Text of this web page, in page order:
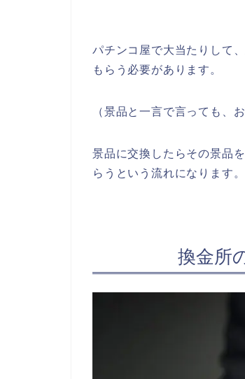
パチンコ屋で大当たりして
もらう必要があります。
（景品と一言で言っても、
景品に交換したらその景品
らうという流れになります。
換金所